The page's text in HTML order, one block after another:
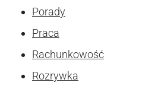
Porady
Praca
Rachunkowość
Rozrywka